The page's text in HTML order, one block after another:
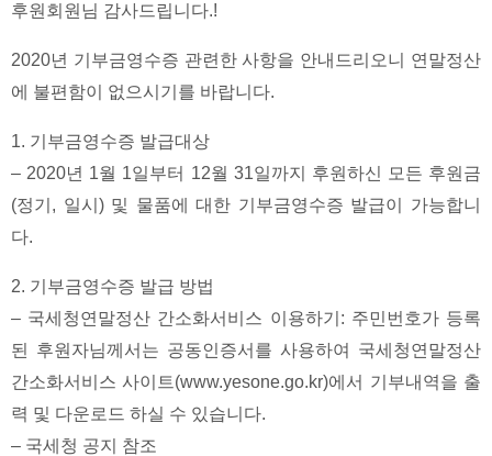
후원회원님 감사드립니다.!
2020년 기부금영수증 관련한 사항을 안내드리오니 연말정산
에 불편함이 없으시기를 바랍니다.
1. 기부금영수증 발급대상
– 2020년 1월 1일부터 12월 31일까지 후원하신 모든 후원금
(정기, 일시) 및 물품에 대한 기부금영수증 발급이 가능합니
다.
2. 기부금영수증 발급 방법
– 국세청연말정산 간소화서비스 이용하기: 주민번호가 등록
된 후원자님께서는 공동인증서를 사용하여 국세청연말정산
간소화서비스 사이트(www.yesone.go.kr)에서 기부내역을 출
력 및 다운로드 하실 수 있습니다.
– 국세청 공지 참조